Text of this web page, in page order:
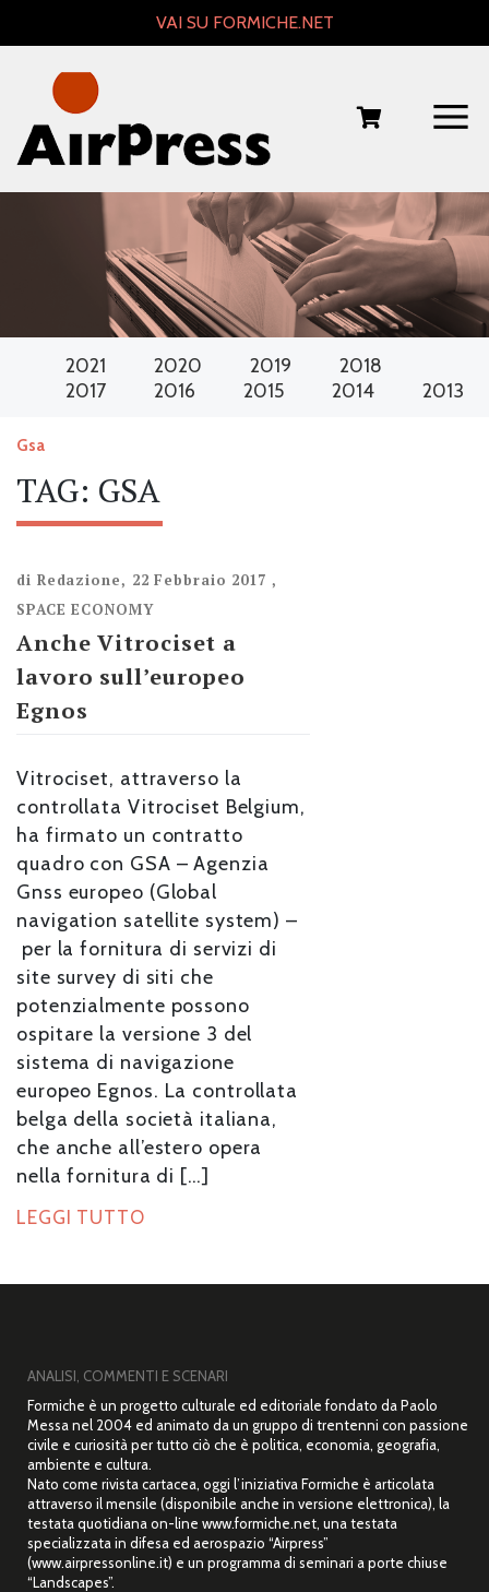
VAI SU FORMICHE.NET
2021 2020 2019
2018
2017
2016 2015 2014 2013
Gsa
TAG: GSA
di Redazione, 22 Febbraio 2017 ,
SPACE ECONOMY
Anche Vitrociset a
lavoro sull’europeo
Egnos
Vitrociset, attraverso la
controllata Vitrociset Belgium,
ha firmato un contratto
quadro con GSA – Agenzia
Gnss europeo (Global
navigation satellite system) –
per la fornitura di servizi di
site survey di siti che
potenzialmente possono
ospitare la versione 3 del
sistema di navigazione
europeo Egnos. La controllata
belga della società italiana,
che anche all’estero opera
nella fornitura di […]
LEGGI TUTTO
ANALISI, COMMENTI E SCENARI
Formiche è un progetto culturale ed editoriale fondato da Paolo
Messa nel 2004 ed animato da un gruppo di trentenni con passione
civile e curiosità per tutto ciò che è politica, economia, geografia,
ambiente e cultura.
Nato come rivista cartacea, oggi l’iniziativa Formiche è articolata
attraverso il mensile (disponibile anche in versione elettronica), la
testata quotidiana on-line www.formiche.net, una testata
specializzata in difesa ed aerospazio “Airpress”
(www.airpressonline.it) e un programma di seminari a porte chiuse
“Landscapes”.